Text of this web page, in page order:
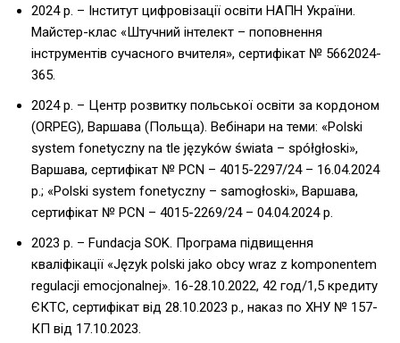
2024 р. – Інститут цифровізації освіти НАПН України.
Майстер-клас «Штучний інтелект – поповнення
інструментів сучасного вчителя», сертифікат № 5662024-
365.
2024 р. – Центр розвитку польської освіти за кордоном
(ORPEG), Варшава (Польща). Вебінари на теми: «Polski
system fonetyczny na tle języków świata – spółgłoski»,
Варшава, cертифікат № PCN – 4015-2297/24 – 16.04.2024
р.; «Polski system fonetyczny – samogłoski», Варшава,
cертифікат № PCN – 4015-2269/24 – 04.04.2024 р.
2023 р. – Fundacja SOK. Програма підвищення
кваліфікації «Język polski jako obcy wraz z komponentem
regulacji emocjonalnej». 16-28.10.2022, 42 год/1,5 кредиту
ЄКТС, сертифікат від 28.10.2023 р., наказ по ХНУ № 157-
КП від 17.10.2023.